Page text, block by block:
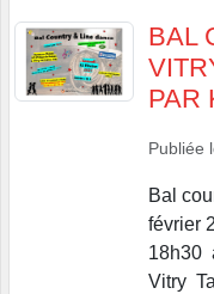
BAL
PAR
Publiée
Bal
février
18h30
Vitry